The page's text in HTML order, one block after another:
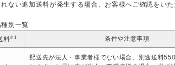
ない追加送料が発生する場合、お客様へご確認をい
別一覧
料※1 条件や注意事項
配送先が法人・事業者様でない場合、別途送料